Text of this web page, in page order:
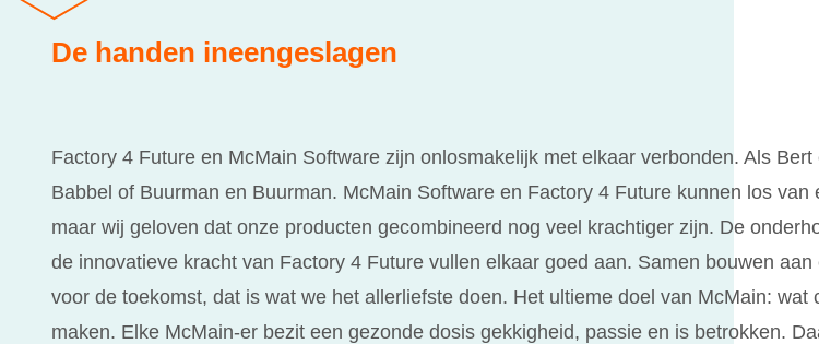
De handen ineengeslagen
Factory 4 Future en McMain Software zijn onlosmakelijk met elkaar verbonden. Als
Babbel of Buurman en Buurman. McMain Software en Factory 4 Future kunnen los van
maar wij geloven dat onze producten gecombineerd nog veel krachtiger zijn. De
de innovatieve kracht van Factory 4 Future vullen elkaar goed aan. Samen bouwen
voor de toekomst, dat is wat we het allerliefste doen. Het ultieme doel van McMain: wat
maken. Elke McMain-er bezit een gezonde dosis gekkigheid, passie en is betrokken.